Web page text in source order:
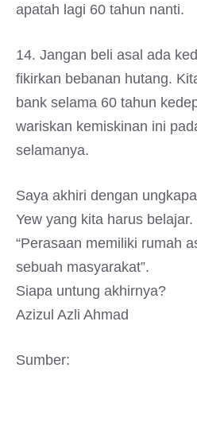
apatah lagi 60 tahun nanti.
14. Jangan beli asal ada
fikirkan bebanan hutang.
bank selama 60 tahun
wariskan kemiskinan ini
selamanya.
Saya akhiri dengan
Yew yang kita harus belajar.
“Perasaan memiliki rumah
sebuah masyarakat”.
Siapa untung akhirnya?
Azizul Azli Ahmad
Sumber: